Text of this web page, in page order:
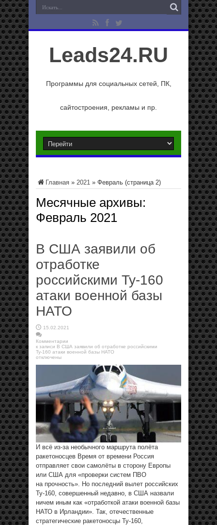
Leads24.RU
Программы для социальных сетей, ПК,
сайтостроения, рекламы и пр.
Главная » 2021 » Февраль (страница 2)
Месячные архивы:
Февраль 2021
В США заявили об
отработке
российскими Ту-160
атаки военной базы
НАТО
15.02.2021
Комментарии
к записи В США заявили об отработке российскими
Ту-160 атаки военной базы НАТО
отключены
И всё из-за необычного маршрута полёта
ракетоносцев Время от времени Россия
отправляет свои самолёты в сторону Европы
или США для «проверки систем ПВО
на прочность». Но последний вылет российских
Ту-160, совершенный недавно, в США назвали
ничем иным как «отработкой атаки военной базы
НАТО в Ирландии». Так, отечественные
стратегические ракетоносцы Ту-160,